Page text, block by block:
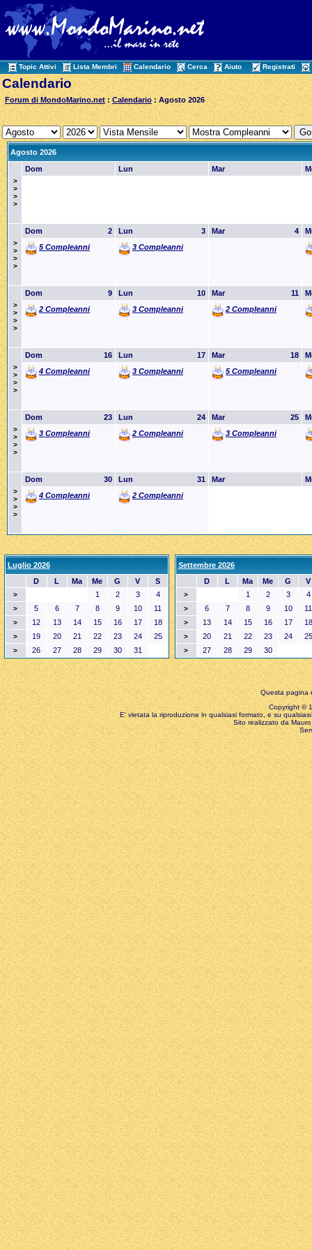
Topic Attivi Lista Membri Calendario Cerca Aiuto Registrati
Calendario
Forum di MondoMarino.net :Calendario : Agosto 2026
Agosto 2026
>
>
>
>
Dom Lun Mar
>
>
>
>
2
Dom
5 Compleanni
3
Lun
3 Compleanni
4
Mar
>
>
>
>
9
Dom
2 Compleanni
10
Lun
3 Compleanni
11
Mar
2 Compleanni
>
>
>
>
16
Dom
4 Compleanni
17
Lun
3 Compleanni
18
Mar
5 Compleanni
>
>
>
>
23
Dom
3 Compleanni
24
Lun
2 Compleanni
25
Mar
3 Compleanni
>
>
>
>
30
Dom
4 Compleanni
31
Lun
2 Compleanni
Mar
Luglio 2026
D
L Ma Me G V S
> 1 2 3 4
> 5 6 7 8 9 10 11
> 12 13 14 15 16 17 18
> 19 20 21 22 23 24 25
> 26 27 28 29 30 31
Settembre 2026
D
L Ma Me G V
> 1 2 3 4
> 6 7 8 9 10 11
> 13 14 15 16 17 18
> 20 21 22 23 24 25
> 27 28 29 30
Questa pagina
Copyright ©
E' vietata la riproduzione in qualsiasi formato, e su
Sito realizzato da